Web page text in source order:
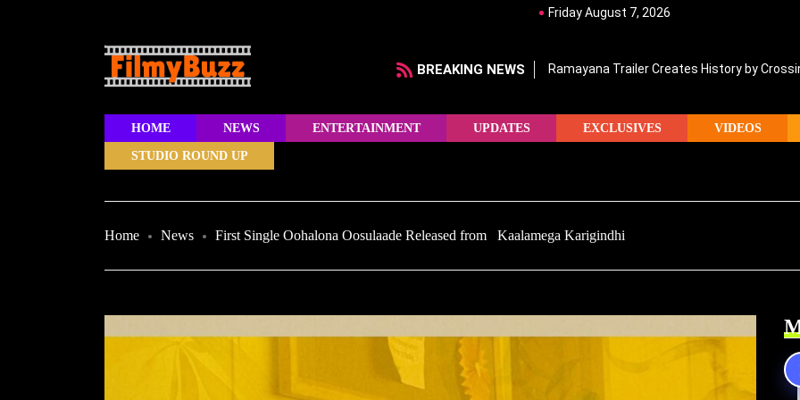
Friday August 7, 2026
BREAKING NEWS Ramayana Trailer Creates History by
HOME NEWS ENTERTAINMENT UPDATES EXCLUSIVES VIDEOS
STUDIO ROUND UP
Home News First Single Oohalona Oosulaade Released from Kaalamega Karigindhi